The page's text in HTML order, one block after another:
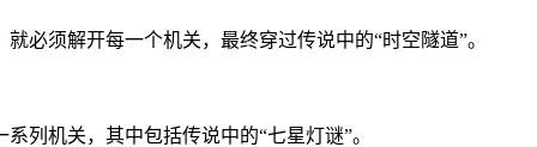
必须解开每一个机关，最终穿过传说中的“时空隧道”。
列机关，其中包括传说中的“七星灯谜”。